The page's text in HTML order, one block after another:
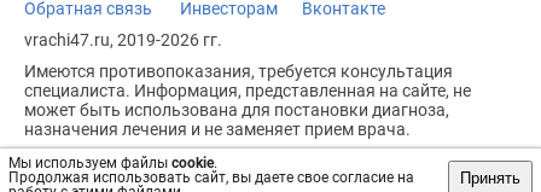
Мы используем файлы cookie.
Продолжая использовать сайт, вы даете свое согласие на
Принять
Обратная связь Инвесторам
Вконтакте
vrachi47.ru, 2019-2026 гг.
Имеются противопоказания, требуется консультация
специалиста. Информация, представленная на сайте, не
может быть использована для постановки диагноза,
назначения лечения и не заменяет прием врача.
Возрастное ограничение: 18+